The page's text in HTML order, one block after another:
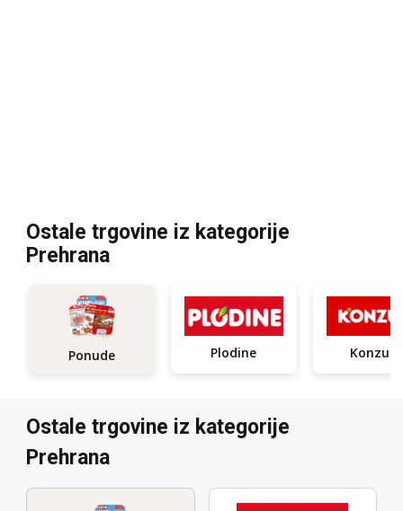
Ostale trgovine iz kategorije
Prehrana
Ponude Plodine Konzum
Ostale trgovine iz kategorije
Prehrana